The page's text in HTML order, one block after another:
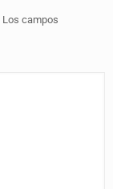
Los campos